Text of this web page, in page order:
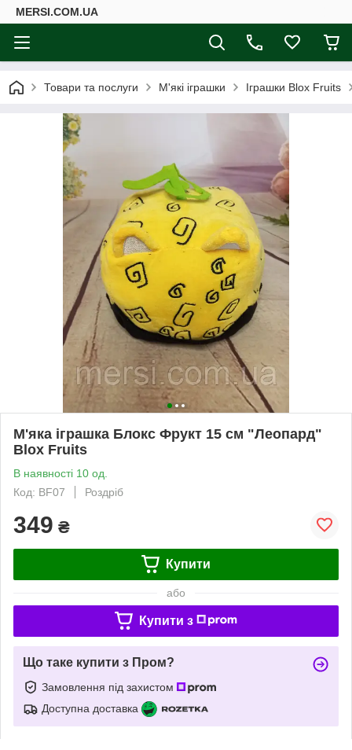
MERSI.COM.UA
Товари та послуги М'які іграшки Іграшки Blox Fruits
М'яка іграшка Блокс Фрукт 15 см "Леопард"
Blox Fruits
В наявності 10 од.
Код: BF07
Роздріб
349 ₴
Купити
або
Купити з
Що таке купити з Пром?
Замовлення під захистом
Доступна доставка